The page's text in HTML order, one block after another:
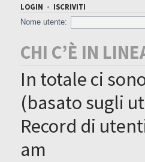
LOGIN • ISCRIVITI
Nome utente:
CHI C’È IN
In totale ci
(basato sugli
Record di
am